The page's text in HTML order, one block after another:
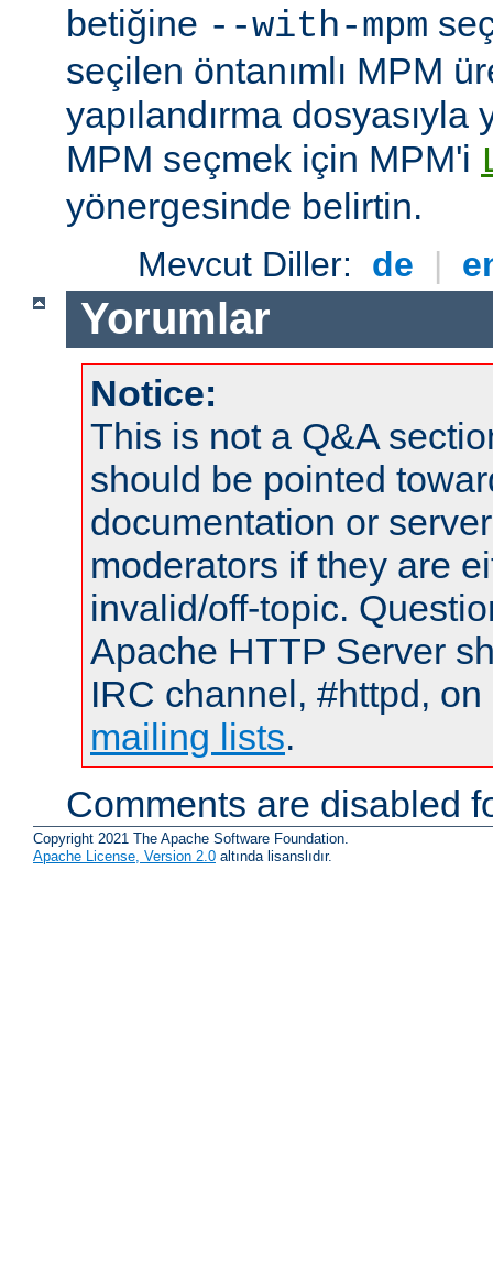
betiğine --with-mpm
seçilen öntanımlı MPM
yapılandırma dosyasıyla
MPM seçmek için MPM'i
yönergesinde belirtin.
Mevcut Diller: de |
Yorumlar
Notice:
This is not a Q&A
should be pointed
documentation or
moderators if they are
invalid/off-topic.
Apache HTTP Server
IRC channel, #httpd,
mailing lists.
Comments are disabled
Copyright 2021 The Apache Software Foundation.
Apache License, Version 2.0 altında lisanslıdır.